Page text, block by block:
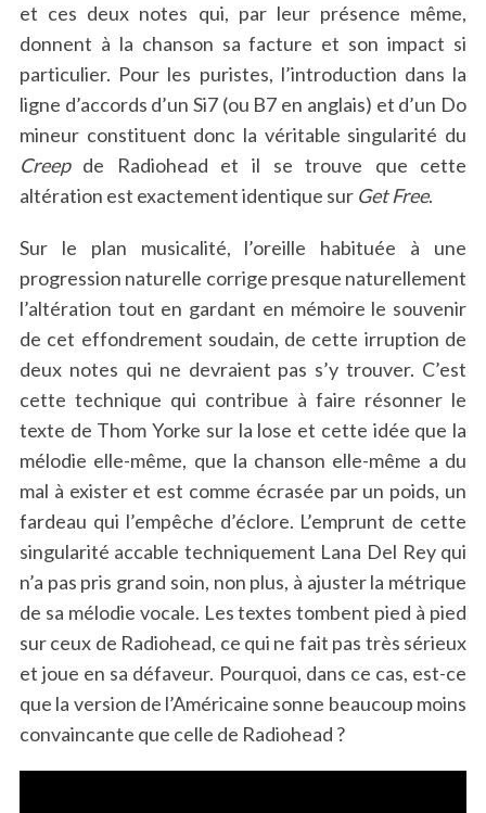
et ces deux notes qui, par leur présence même,
donnent à la chanson sa facture et son impact si
particulier. Pour les puristes, l’introduction dans la
ligne d’accords d’un Si7 (ou B7 en anglais) et d’un Do
mineur constituent donc la véritable singularité du
Creepde Radiohead et il se trouve que cette
altération est exactement identique sur Get Free.
Sur le plan musicalité, l’oreille habituée à une
progression naturelle corrige presque naturellement
l’altération tout en gardant en mémoire le souvenir
de cet effondrement soudain, de cette irruption de
deux notes qui ne devraient pas s’y trouver. C’est
cette technique qui contribue à faire résonner le
texte de Thom Yorke sur la lose et cette idée que la
mélodie elle-même, que la chanson elle-même a du
mal à exister et est comme écrasée par un poids, un
fardeau qui l’empêche d’éclore. L’emprunt de cette
singularité accable techniquement Lana Del Rey qui
n’a pas pris grand soin, non plus, à ajuster la métrique
de sa mélodie vocale. Les textes tombent pied à pied
sur ceux de Radiohead, ce qui ne fait pas très sérieux
et joue en sa défaveur. Pourquoi, dans ce cas, est-ce
que la version de l’Américaine sonne beaucoup moins
convaincante que celle de Radiohead ?